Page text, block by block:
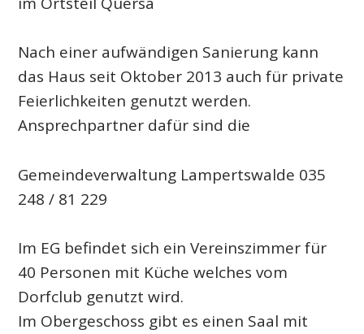
Nach einer aufwändigen Sanierung kann
das Haus seit Oktober 2013 auch für private
Feierlichkeiten genutzt werden.
Ansprechpartner dafür sind die
Gemeindeverwaltung Lampertswalde 035
248 / 81 229
Im EG befindet sich ein Vereinszimmer für
40 Personen mit Küche welches vom
Dorfclub genutzt wird.
Im Obergeschoss gibt es einen Saal mit